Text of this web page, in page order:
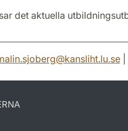
det aktuella
@kansliht.lu.se|